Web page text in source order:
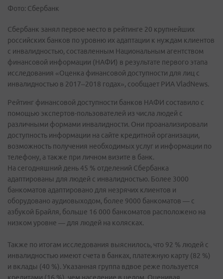
Фото: Сбербанк
Сбербанк занял первое место в рейтинге 20 крупнейших
российских банков по уровню их адаптации к нуждам клиентов
с инвалидностью, составленным Национальным агентством
финансовой информации (НАФИ) в результате первого этапа
исследования «Оценка финансовой доступности для лиц с
инвалидностью в 2017–2018 годах», сообщает РИА VladNews.
Рейтинг финансовой доступности банков НАФИ составило с
помощью экспертов-пользователей из числа людей с
различными формами инвалидности. Они проанализировали
доступность информации на сайте кредитной организации,
возможность получения необходимых услуг и информации по
телефону, а также при личном визите в банк.
На сегодняшний день 45 % отделений Сбербанка
адаптированы для людей с инвалидностью. Более 3000
банкоматов адаптировано для незрячих клиентов и
оборудовано аудиовыходом, более 9000 банкоматов — с
азбукой Брайля, больше 16 000 банкоматов расположено на
низком уровне — для людей на колясках.
Также по итогам исследования выяснилось, что 92 % людей с
инвалидностью имеют счета в банках, платежную карту (82 %)
и вклады (40 %). Указанная группа вдвое реже пользуется